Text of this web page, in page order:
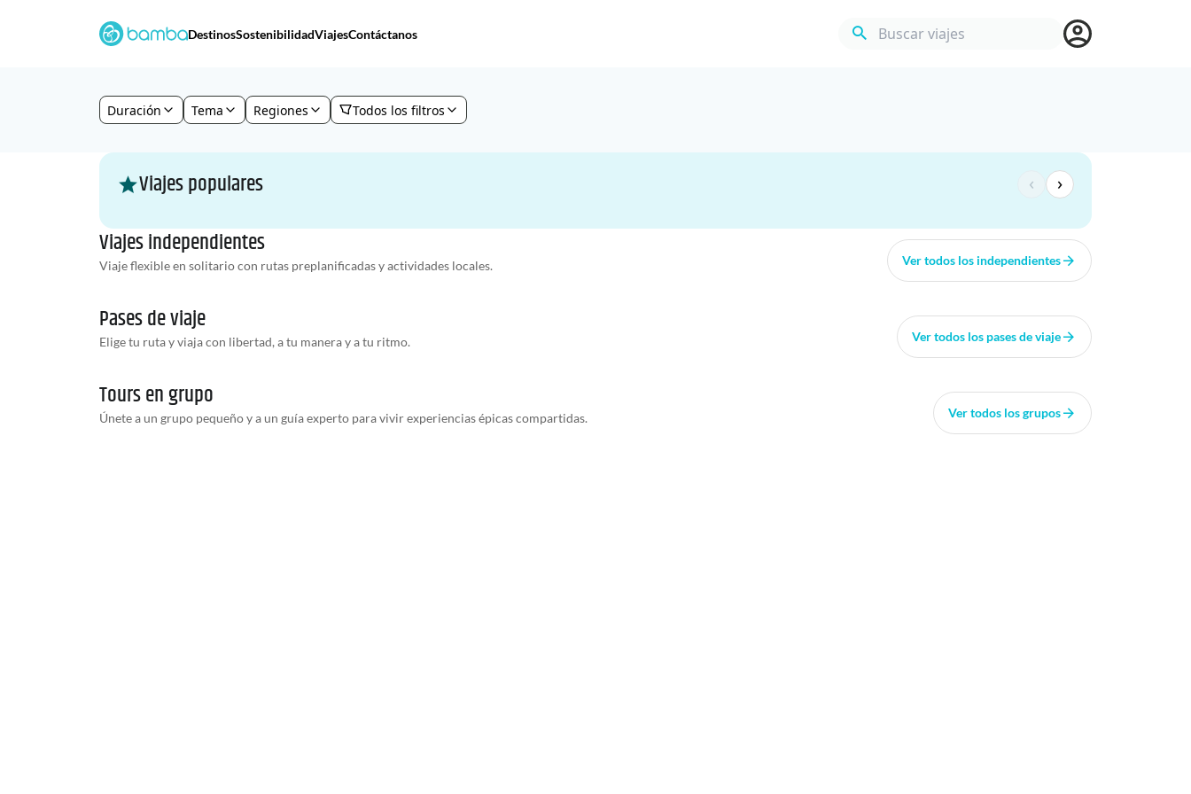
DestinosSostenibilidadViajesContáctanos Buscar viajes
Duración Tema Regiones Todos los filtros
Viajes populares ‹ ›
Viajes independientes
Viaje flexible en solitario con rutas preplanificadas y actividades locales. Ver todos los independientes
Pases de viaje
Elige tu ruta y viaja con libertad, a tu manera y a tu ritmo. Ver todos los pases de viaje
Tours en grupo
Únete a un grupo pequeño y a un guía experto para vivir experiencias épicas compartidas. Ver todos los grupos